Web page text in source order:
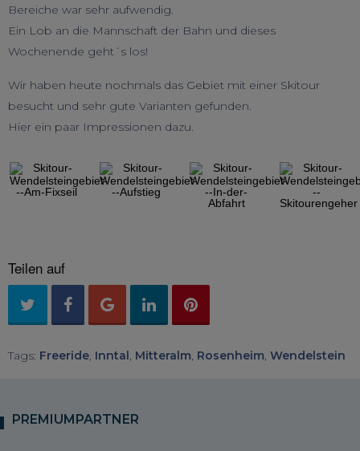
Bereiche war sehr aufwendig.
Ein Lob an die Mannschaft der Bahn und dieses
Wochenende geht´s los!
Wir haben heute nochmals das Gebiet mit einer Skitour
besucht und sehr gute Varianten gefunden.
Hier ein paar Impressionen dazu.
Slide
Slide
Teilen auf
Tags: Freeride, Inntal, Mitteralm, Rosenheim, Wendelstein
PREMIUMPARTNER